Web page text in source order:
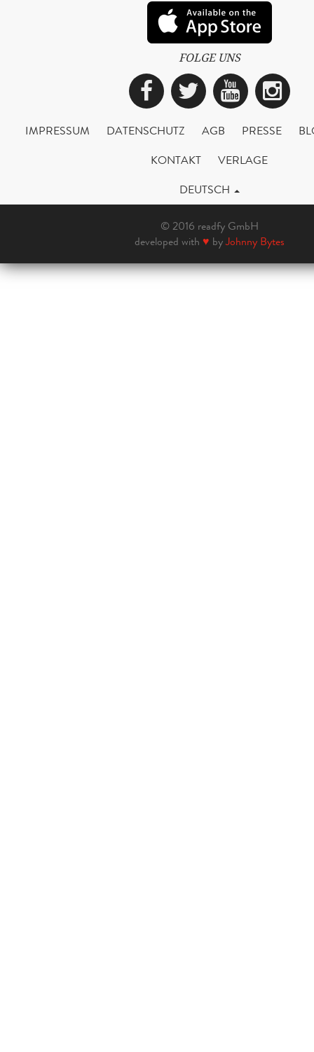
FOLGE UNS
Facebook
Twitter
IMPRESSUM DATENSCHUTZ AGB PRESSE
KONTAKT
VERLAGE
DEUTSCH
© 2016 readfy GmbH
developed with ♥ byJohnny Bytes